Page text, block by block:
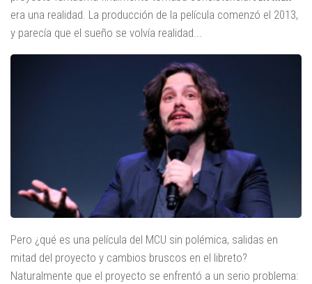
era una realidad. La producción de la película comenzó el 2013,
y parecía que el sueño se volvía realidad...
Pero ¿qué es una película del MCU sin polémica, salidas en
mitad del proyecto y cambios bruscos en el libreto?
Naturalmente que el proyecto se enfrentó a un serio problema: